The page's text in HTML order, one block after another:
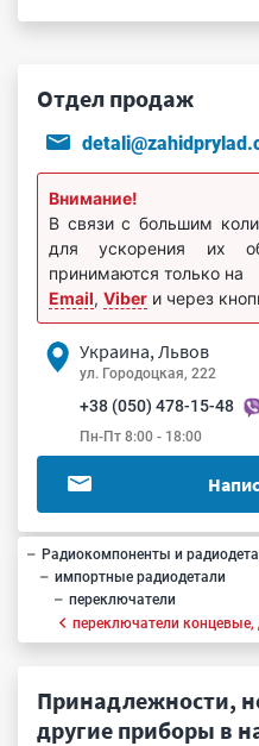
Отдел продаж
Внимание!
В связи с большим
для ускорения их
принимаются только на
Email, Viber и через
Украина, Львов
ул. Городоцкая, 222
+38 (050) 478-15-48
Пн-Пт 8:00 - 18:00
Радиокомпоненты и
импортные радиодетали
переключатели
переключатели
Принадлежности,
другие приборы в